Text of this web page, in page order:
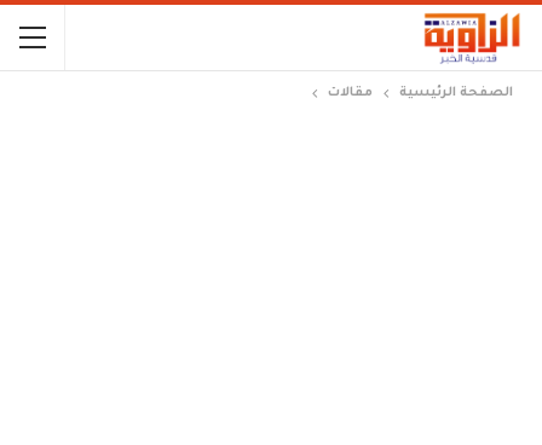
الصفحة الرئيسية مقالات